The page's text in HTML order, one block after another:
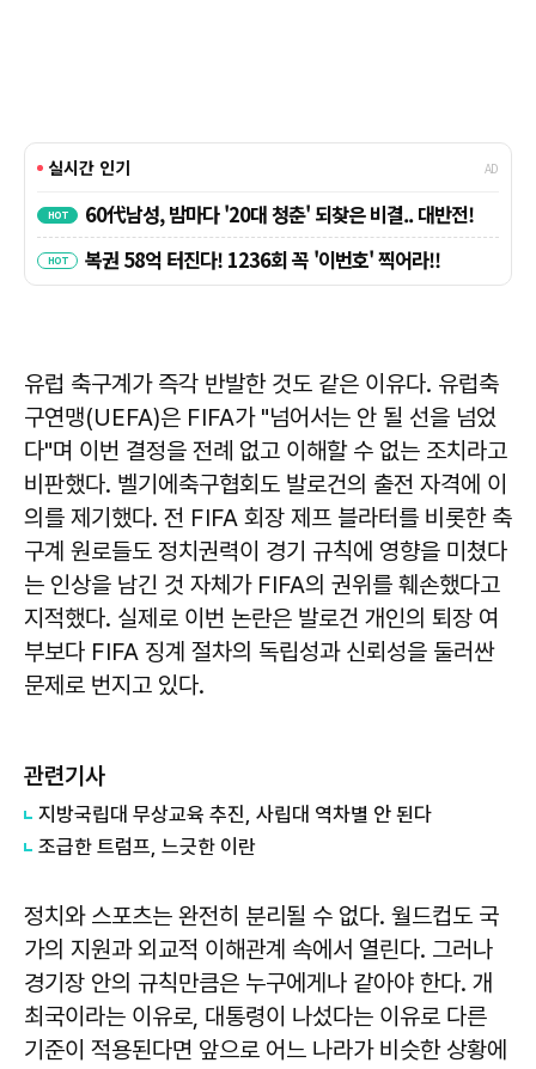
유럽 축구계가 즉각 반발한 것도 같은 이유다. 유럽축
구연맹(UEFA)은 FIFA가 "넘어서는 안 될 선을 넘었
다"며 이번 결정을 전례 없고 이해할 수 없는 조치라고
비판했다. 벨기에축구협회도 발로건의 출전 자격에 이
의를 제기했다. 전 FIFA 회장 제프 블라터를 비롯한 축
구계 원로들도 정치권력이 경기 규칙에 영향을 미쳤다
는 인상을 남긴 것 자체가 FIFA의 권위를 훼손했다고
지적했다. 실제로 이번 논란은 발로건 개인의 퇴장 여
부보다 FIFA 징계 절차의 독립성과 신뢰성을 둘러싼
문제로 번지고 있다.
관련기사
지방국립대 무상교육 추진, 사립대 역차별 안 된다
조급한 트럼프, 느긋한 이란
정치와 스포츠는 완전히 분리될 수 없다. 월드컵도 국
가의 지원과 외교적 이해관계 속에서 열린다. 그러나
경기장 안의 규칙만큼은 누구에게나 같아야 한다. 개
최국이라는 이유로, 대통령이 나섰다는 이유로 다른
기준이 적용된다면 앞으로 어느 나라가 비슷한 상황에